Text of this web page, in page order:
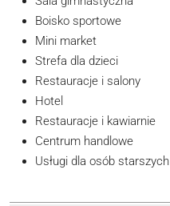
Boisko sportowe
Mini market
Strefa dla dzieci
Restauracje i salony
Hotel
Restauracje i kawiarnie
Centrum handlowe
Usługi dla osób starszych